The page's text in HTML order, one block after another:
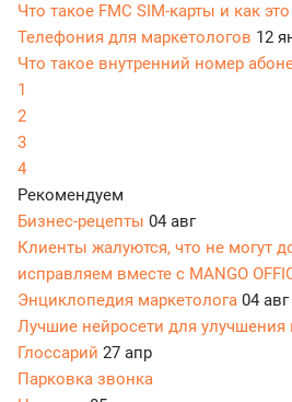
Что такое FMC SIM-карты и как
Телефония для маркетологов 12
Что такое внутренний номер
1
2
3
4
Рекомендуем
Бизнес-рецепты 04 авг
Клиенты жалуются, что не могут
исправляем вместе с MANGO
Энциклопедия маркетолога 04 авг
Лучшие нейросети для улучшения
Глоссарий 27 апр
Парковка звонка